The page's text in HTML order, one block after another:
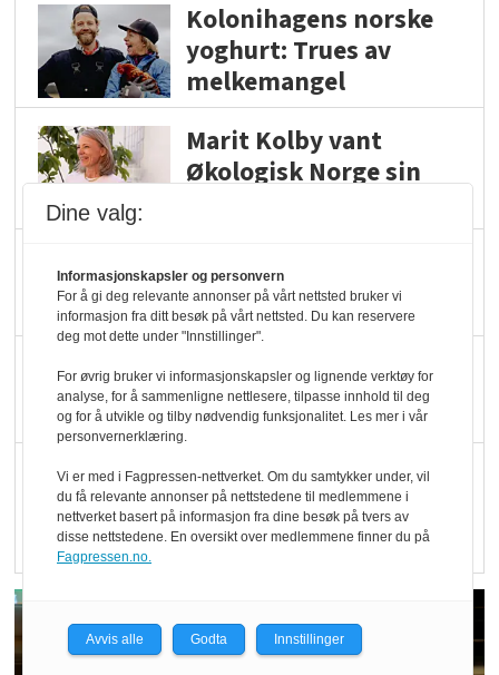
Kolonihagens norske
yoghurt: Trues av
melkemangel
Marit Kolby vant
Økologisk Norge sin
økologisk i butikkhylla
Kolonihagen sliter
med å få tak i nok melk
Rapport: Økokundene
er klare! Er markedet
det?
Dine valg:
Informasjonskapsler og personvern
For å gi deg relevante annonser på vårt nettsted bruker vi
informasjon fra ditt besøk på vårt nettsted. Du kan reservere
deg mot dette under "Innstillinger".
For øvrig bruker vi informasjonskapsler og lignende verktøy for
analyse, for å sammenligne nettlesere, tilpasse innhold til deg
og for å utvikle og tilby nødvendig funksjonalitet. Les mer i vår
personvernerklæring.
Vi er med i Fagpressen-nettverket. Om du samtykker under, vil
du få relevante annonser på nettstedene til medlemmene i
nettverket basert på informasjon fra dine besøk på tvers av
disse nettstedene. En oversikt over medlemmene finner du på
Fagpressen.no.
Avvis alle Godta Innstillinger